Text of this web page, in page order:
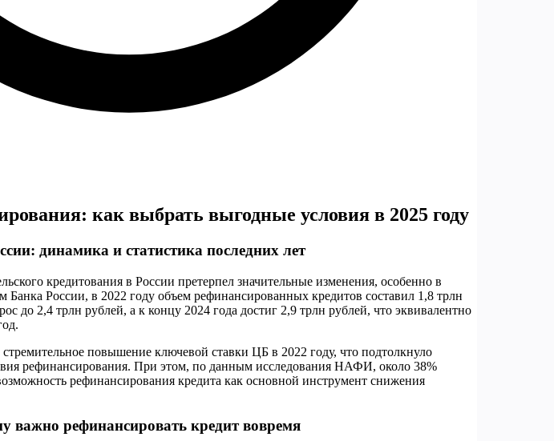
как выбрать выгодные условия в 2025 году
динамика и статистика последних лет
кредитования в России претерпел значительные изменения, особенно в
России, в 2022 году объем рефинансированных кредитов составил 1,8 трлн
до 2,4 трлн рублей, а к концу 2024 года достиг 2,9 трлн рублей, что эквивалентно
повышение ключевой ставки ЦБ в 2022 году, что подтолкнуло
рефинансирования. При этом, по данным исследования НАФИ, около 38%
рефинансирования кредита как основной инструмент снижения
важно рефинансировать кредит вовремя